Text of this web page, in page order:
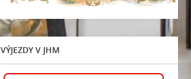
VÝJEZDY V JHM